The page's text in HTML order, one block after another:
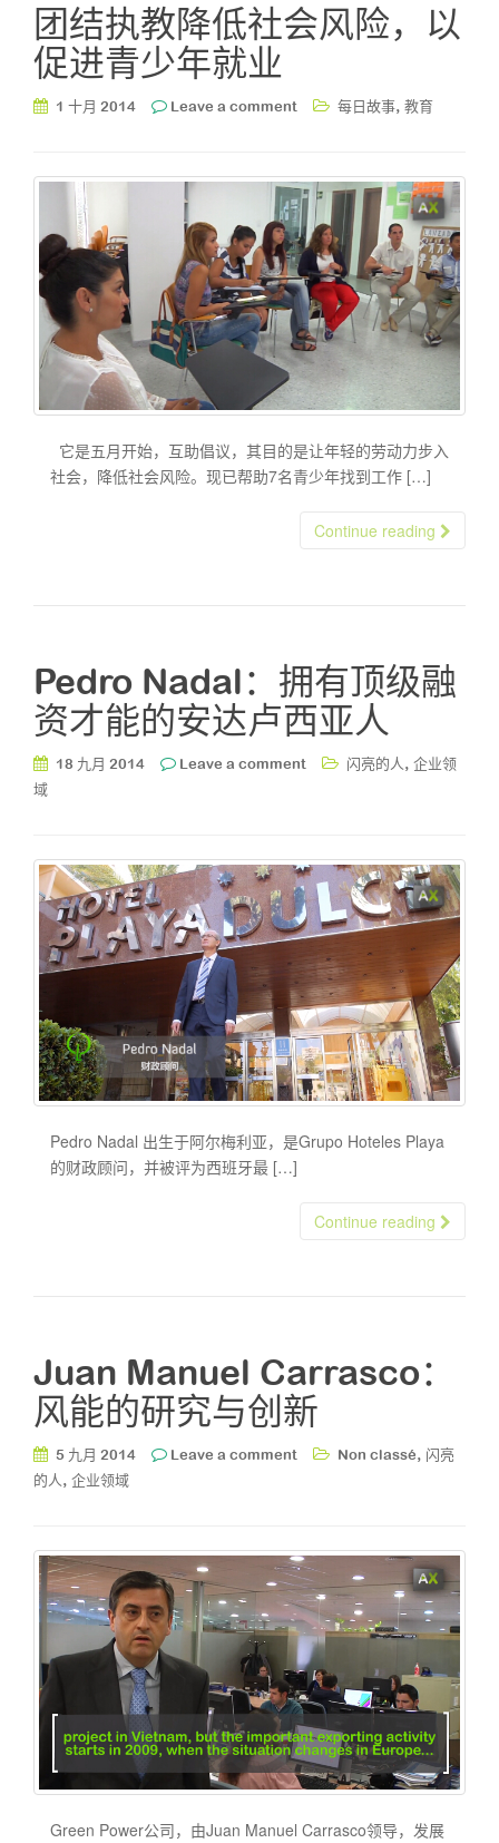
团结执教降低社会风险，以
促进青少年就业
1 十月 2014 Leave a comment 每日故事, 教育
它是五月开始，互助倡议，其目的是让年轻的劳动力步入
社会，降低社会风险。现已帮助7名青少年找到工作 […]
Continue reading
Pedro Nadal：拥有顶级融
资才能的安达卢西亚人
18 九月 2014 Leave a comment 闪亮的人 , 企业领
域
Pedro Nadal 出生于阿尔梅利亚，是Grupo Hoteles Playa
的财政顾问，并被评为西班牙最 […]
Continue reading
Juan Manuel Carrasco：
风能的研究与创新
5 九月 2014 Leave a comment Non classé, 闪亮
的人 , 企业领域
Green Power公司，由Juan Manuel Carrasco领导，发展